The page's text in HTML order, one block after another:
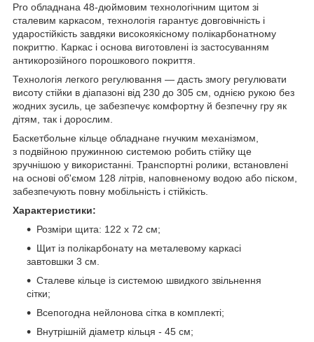
Pro обладнана 48-дюймовим технологічним щитом зі
сталевим каркасом, технологія гарантує довговічність і
ударостійкість завдяки високоякісному полікарбонатному
покриттю. Каркас і основа виготовлені із застосуванням
антикорозійного порошкового покриття.
Технологія легкого регулювання — дасть змогу регулювати
висоту стійки в діапазоні від 230 до 305 см, однією рукою без
жодних зусиль, це забезпечує комфортну й безпечну гру як
дітям, так і дорослим.
Баскетбольне кільце обладнане гнучким механізмом,
з подвійною пружинною системою робить стійку ще
зручнішою у використанні. Транспортні ролики, встановлені
на основі об'ємом 128 літрів, наповненому водою або піском,
забезпечують повну мобільність і стійкість.
Характеристики:
Розміри щита: 122 х 72 см;
Щит із полікарбонату на металевому каркасі
завтовшки 3 см.
Сталеве кільце із системою швидкого звільнення
сітки;
Всепогодна нейлонова сітка в комплекті;
Внутрішній діаметр кільця - 45 см;